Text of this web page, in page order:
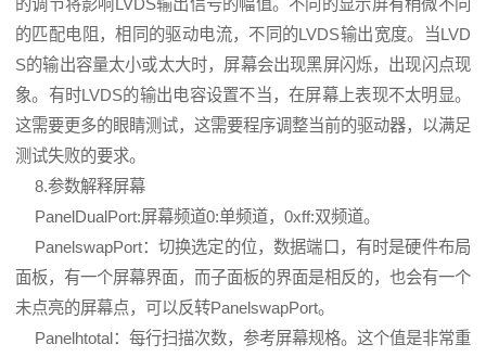
的调节将影响LVDS输出信号的幅值。不同的显示屏有稍微不同
的匹配电阻，相同的驱动电流，不同的LVDS输出宽度。当LVD
S的输出容量太小或太大时，屏幕会出现黑屏闪烁，出现闪点现
象。有时LVDS的输出电容设置不当，在屏幕上表现不太明显。
这需要更多的眼睛测试，这需要程序调整当前的驱动器，以满足
测试失败的要求。
8.参数解释屏幕
PanelDualPort:屏幕频道0:单频道，0xff:双频道。
PanelswapPort：切换选定的位，数据端口，有时是硬件布局
面板，有一个屏幕界面，而子面板的界面是相反的，也会有一个
未点亮的屏幕点，可以反转PanelswapPort。
Panelhtotal：每行扫描次数，参考屏幕规格。这个值是非常重